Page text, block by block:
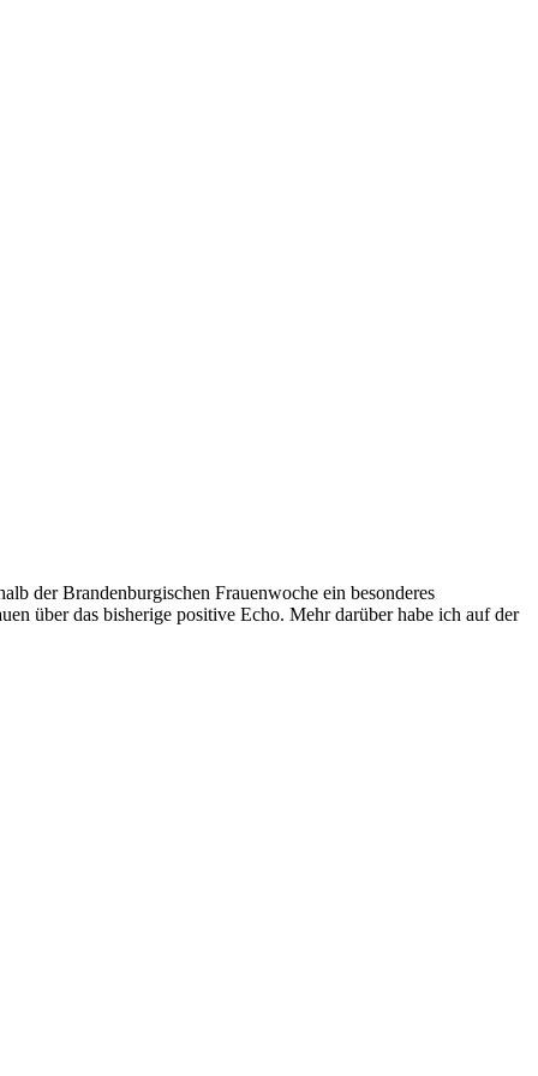
der Brandenburgischen Frauenwoche ein besonderes
über das bisherige positive Echo. Mehr darüber habe ich auf der